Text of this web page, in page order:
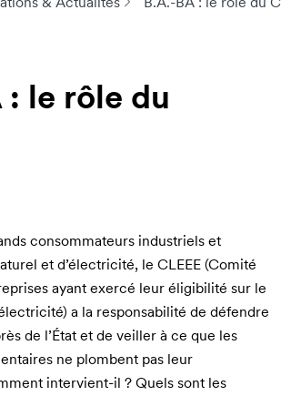
: le rôle du
consommateurs industriels et
et d’électricité, le CLEEE (Comité
ayant exercé leur éligibilité sur le
a la responsabilité de défendre
de l’État et de veiller à ce que les
ne plombent pas leur
intervient-il ? Quels sont les